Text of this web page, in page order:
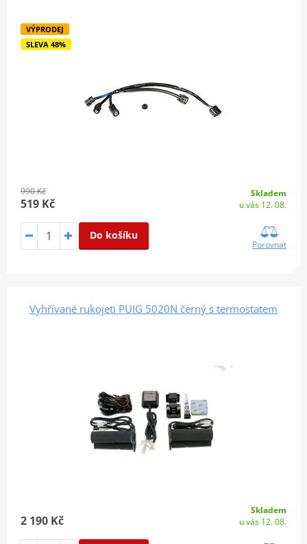
VÝPRODEJ
SLEVA 48%
990 Kč
519 Kč
Skladem
u vás 12. 08.
Do košíku
Porovnat
Vyhřívané rukojeti PUIG 5020N černý s termostatem
2 190 Kč
Skladem
u vás 12. 08.